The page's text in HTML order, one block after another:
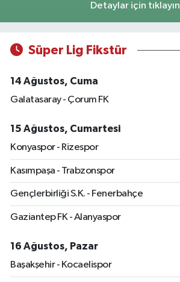
Detaylar için tıklayın
Süper Lig Fikstür
14 Ağustos, Cuma
Galatasaray - Çorum FK
15 Ağustos, Cumartesi
Konyaspor - Rizespor
Kasımpaşa - Trabzonspor
Gençlerbirliği S.K. - Fenerbahçe
Gaziantep FK - Alanyaspor
16 Ağustos, Pazar
Başakşehir - Kocaelispor